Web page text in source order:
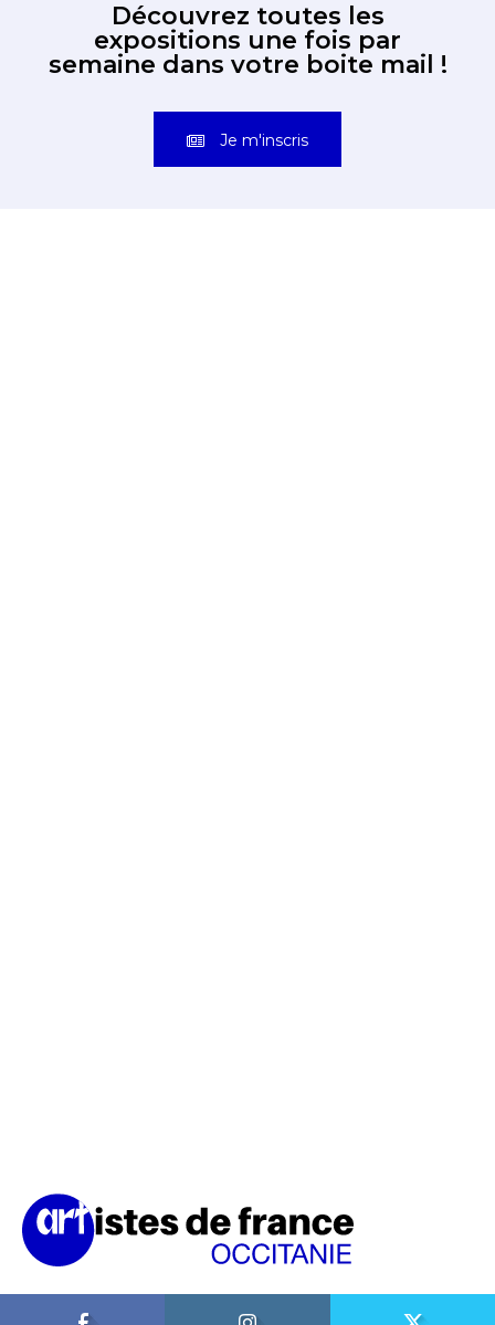
Découvrez toutes les
expositions une fois par
semaine dans votre boite mail !
Je m'inscris